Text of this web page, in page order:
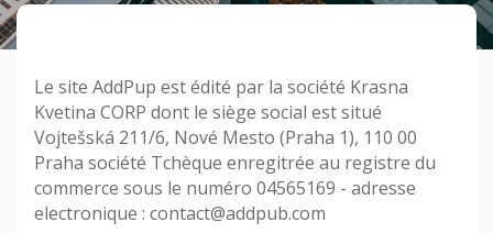
Le site AddPup est édité par la société Krasna
Kvetina CORP dont le siège social est situé
Vojtešská 211/6, Nové Mesto (Praha 1), 110 00
Praha société Tchèque enregitrée au registre du
commerce sous le numéro 04565169 - adresse
electronique : contact@addpub.com